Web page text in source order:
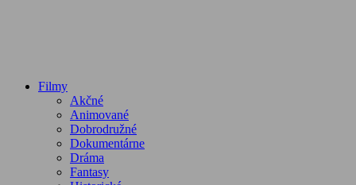
Filmy
Akčné
Animované
Dobrodružné
Dokumentárne
Dráma
Fantasy